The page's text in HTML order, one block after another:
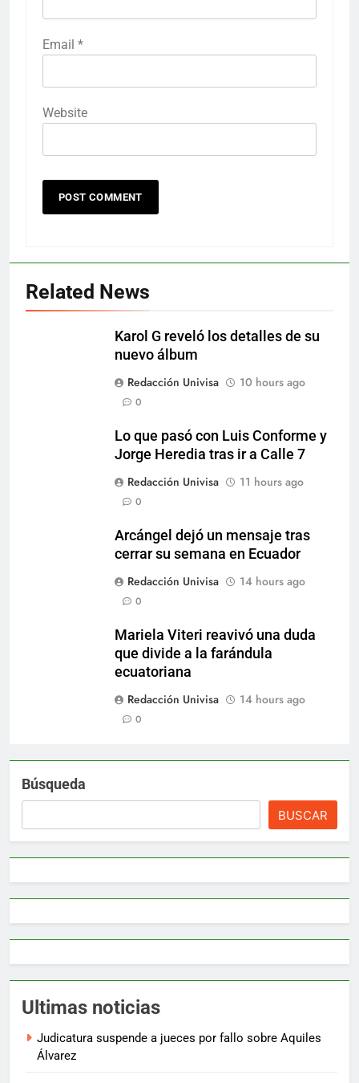
Email *
Website
Related News
Karol G reveló los detalles de su
nuevo álbum
Redacción Univisa
10 hours ago
0
Lo que pasó con Luis Conforme y
Jorge Heredia tras ir a Calle 7
Redacción Univisa
11 hours ago
0
Arcángel dejó un mensaje tras
cerrar su semana en Ecuador
Redacción Univisa
14 hours ago
0
Mariela Viteri reavivó una duda
que divide a la farándula
ecuatoriana
Redacción Univisa
14 hours ago
0
Búsqueda
BUSCAR
Ultimas noticias
Judicatura suspende a jueces por fallo sobre Aquiles
Álvarez